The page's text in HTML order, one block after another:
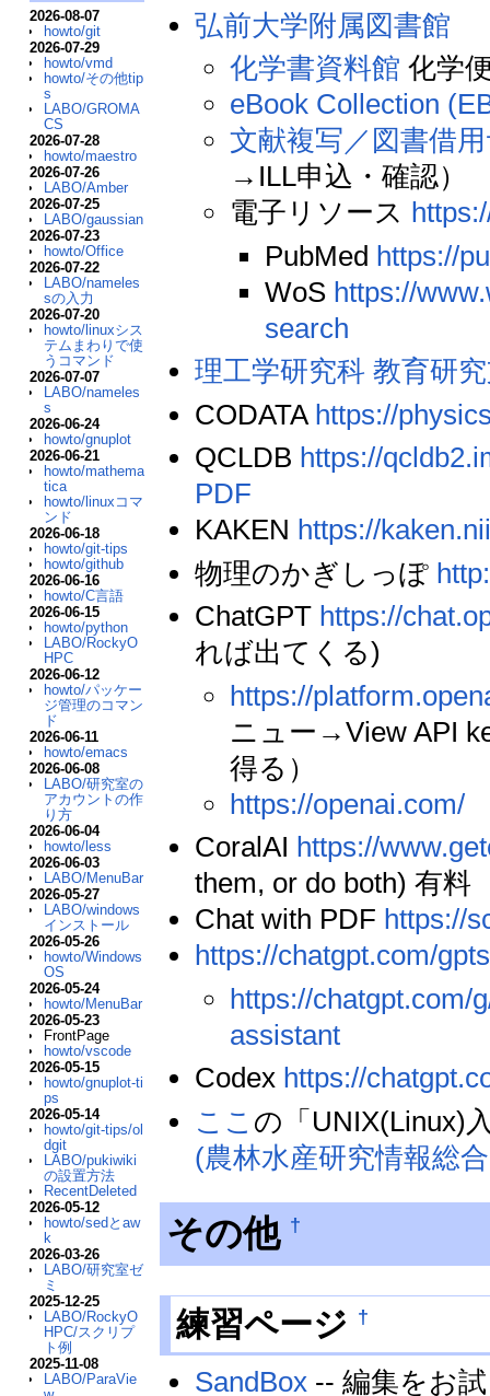
2026-08-07
howto/git
2026-07-29
howto/vmd
howto/その他tip
s
LABO/GROMA
CS
2026-07-28
howto/maestro
2026-07-26
LABO/Amber
2026-07-25
LABO/gaussian
2026-07-23
howto/Office
2026-07-22
LABO/nameles
sの入力
2026-07-20
howto/linuxシス
テムまわりで使
うコマンド
2026-07-07
LABO/nameles
s
2026-06-24
howto/gnuplot
2026-06-21
howto/mathema
tica
howto/linuxコマ
ンド
2026-06-18
howto/git-tips
howto/github
2026-06-16
howto/C言語
2026-06-15
howto/python
LABO/RockyO
HPC
2026-06-12
howto/パッケー
ジ管理のコマン
ド
2026-06-11
howto/emacs
2026-06-08
LABO/研究室の
アカウントの作
り方
2026-06-04
howto/less
2026-06-03
LABO/MenuBar
2026-05-27
LABO/windows
インストール
2026-05-26
howto/Windows
OS
2026-05-24
howto/MenuBar
2026-05-23
FrontPage
howto/vscode
2026-05-15
howto/gnuplot-ti
ps
2026-05-14
howto/git-tips/ol
dgit
LABO/pukiwiki
の設置方法
RecentDeleted
2026-05-12
howto/sedとaw
k
2026-03-26
LABO/研究室ゼ
ミ
2025-12-25
LABO/RockyO
HPC/スクリプ
ト例
2025-11-08
LABO/ParaVie
弘前大学附属図書館
化学書資料館 化学
eBook Collection
文献複写／図書借
→ILL申込・確認）
電子リソース
PubMed https://
WoS https://
search
理工学研究科 教育研
CODATA https://
QCLDB https://
PDF
KAKEN https://
物理のかぎしっぽ
ChatGPT https://
れば出てくる)
https://
ニュー→View API
得る）
https://openai.com/
CoralAI https://
them, or do both) 有料
Chat with PDF https://
https://chatgpt.com/gpts
https://chatgpt.com/
assistant
Codex https://
ここ の「UNIX(Linux)
(農林水産研究情報総
その他 †
練習ページ †
SandBox -- 編集をお